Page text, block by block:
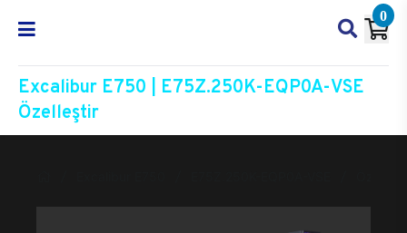
0
Excalibur E750 | E75Z.250K-EQP0A-VSE
Özelleştir